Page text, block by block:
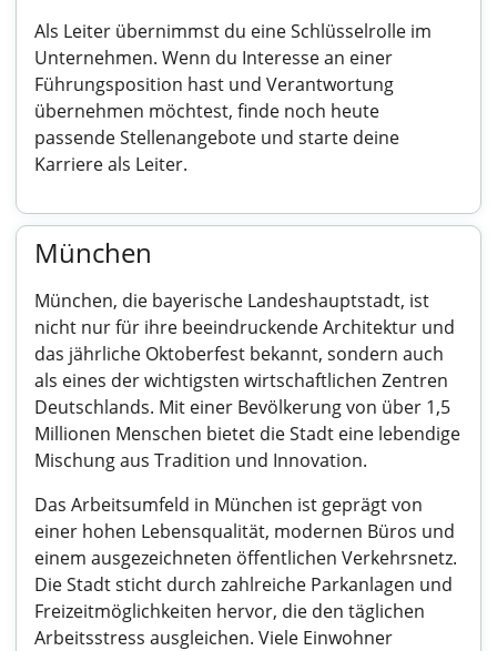
Als Leiter übernimmst du eine Schlüsselrolle im
Unternehmen. Wenn du Interesse an einer
Führungsposition hast und Verantwortung
übernehmen möchtest, finde noch heute
passende Stellenangebote und starte deine
Karriere als Leiter.
München
München, die bayerische Landeshauptstadt, ist
nicht nur für ihre beeindruckende Architektur und
das jährliche Oktoberfest bekannt, sondern auch
als eines der wichtigsten wirtschaftlichen Zentren
Deutschlands. Mit einer Bevölkerung von über 1,5
Millionen Menschen bietet die Stadt eine lebendige
Mischung aus Tradition und Innovation.
Das Arbeitsumfeld in München ist geprägt von
einer hohen Lebensqualität, modernen Büros und
einem ausgezeichneten öffentlichen Verkehrsnetz.
Die Stadt sticht durch zahlreiche Parkanlagen und
Freizeitmöglichkeiten hervor, die den täglichen
Arbeitsstress ausgleichen. Viele Einwohner